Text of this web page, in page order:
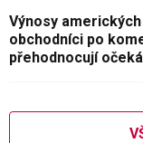
Výnosy
obchodníci po
přehodnocují